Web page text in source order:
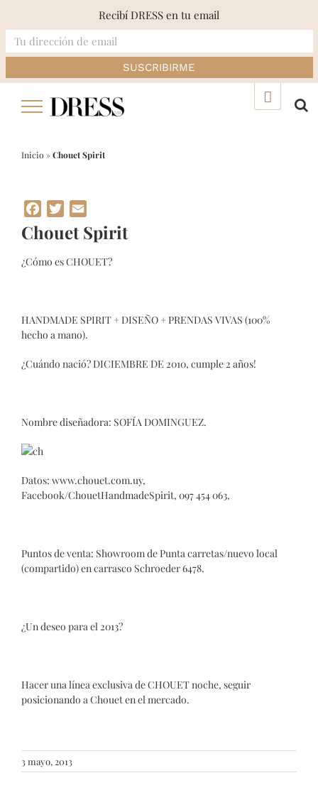
Inicio »Chouet Spirit
Facebook
Twitter
Chouet Spirit
¿Cómo es CHOUET?
HANDMADE SPIRIT + DISEÑO + PRENDAS VIVAS (100%
hecho a mano).
¿Cuándo nació? DICIEMBRE DE 2010, cumple 2 años!
Nombre diseñadora: SOFÍA DOMINGUEZ.
Datos: www.chouet.com.uy,
Facebook/ChouetHandmadeSpirit, 097 454 063,
Puntos de venta: Showroom de Punta carretas/nuevo local
(compartido) en carrasco Schroeder 6478.
¿Un deseo para el 2013?
Hacer una línea exclusiva de CHOUET noche, seguir
posicionando a Chouet en el mercado.
3 mayo, 2013
Recibí DRESS en tu email